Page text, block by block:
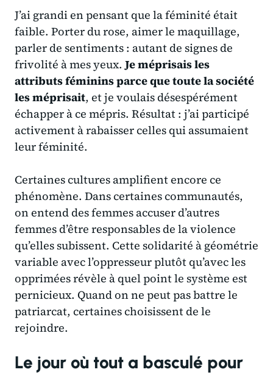
J’ai grandi en pensant que la féminité était
faible. Porter du rose, aimer le maquillage,
parler de sentiments : autant de signes de
frivolité à mes yeux. Je méprisais les
attributs féminins parce que toute la société
les méprisait, et je voulais désespérément
échapper à ce mépris. Résultat : j’ai participé
activement à rabaisser celles qui assumaient
leur féminité.
Certaines cultures amplifient encore ce
phénomène. Dans certaines communautés,
on entend des femmes accuser d’autres
femmes d’être responsables de la violence
qu’elles subissent. Cette solidarité à géométrie
variable avec l’oppresseur plutôt qu’avec les
opprimées révèle à quel point le système est
pernicieux. Quand on ne peut pas battre le
patriarcat, certaines choisissent de le
rejoindre.
Le jour où tout a basculé pour